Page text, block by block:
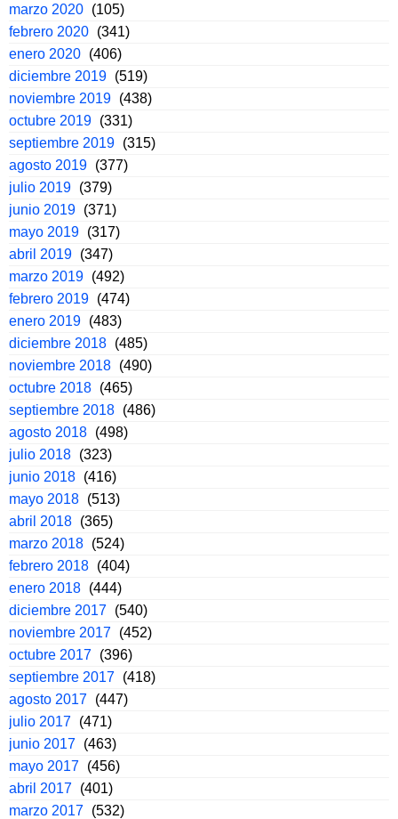
marzo 2020 (105)
febrero 2020 (341)
enero 2020 (406)
diciembre 2019 (519)
noviembre 2019 (438)
octubre 2019 (331)
septiembre 2019 (315)
agosto 2019 (377)
julio 2019 (379)
junio 2019 (371)
mayo 2019 (317)
abril 2019 (347)
marzo 2019 (492)
febrero 2019 (474)
enero 2019 (483)
diciembre 2018 (485)
noviembre 2018 (490)
octubre 2018 (465)
septiembre 2018 (486)
agosto 2018 (498)
julio 2018 (323)
junio 2018 (416)
mayo 2018 (513)
abril 2018 (365)
marzo 2018 (524)
febrero 2018 (404)
enero 2018 (444)
diciembre 2017 (540)
noviembre 2017 (452)
octubre 2017 (396)
septiembre 2017 (418)
agosto 2017 (447)
julio 2017 (471)
junio 2017 (463)
mayo 2017 (456)
abril 2017 (401)
marzo 2017 (532)